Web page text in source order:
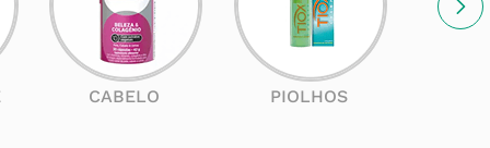
CABELO PIOLHOS